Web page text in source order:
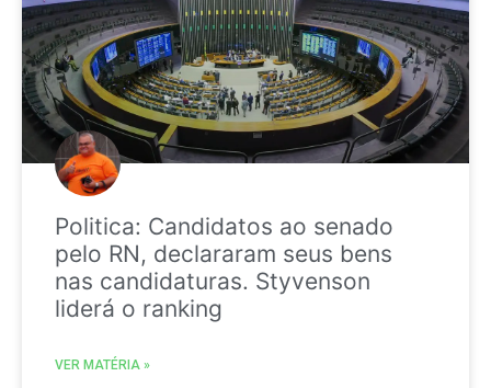
Politica: Candidatos ao senado
pelo RN, declararam seus bens
nas candidaturas. Styvenson
liderá o ranking
VER MATÉRIA »